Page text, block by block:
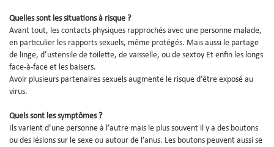
Quelles sont les situations à risque ?
Avant tout, les contacts physiques rapprochés avec une personne malade,
en particulier les rapports sexuels, même protégés. Mais aussi le partage
de linge, d’ustensile de toilette, de vaisselle, ou de sextoy Et enfin les longs
face-à-face et les baisers.
Avoir plusieurs partenaires sexuels augmente le risque d’être exposé au
virus.
Quels sont les symptômes ?
Ils varient d’une personne à l’autre mais le plus souvent il y a des boutons
ou des lésions sur le sexe ou autour de l’anus. Les boutons peuvent aussi se